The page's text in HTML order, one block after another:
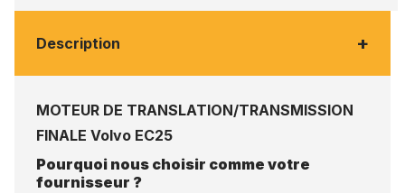
Description +
MOTEUR DE TRANSLATION/TRANSMISSION
FINALE Volvo EC25
Pourquoi nous choisir comme votre
fournisseur ?